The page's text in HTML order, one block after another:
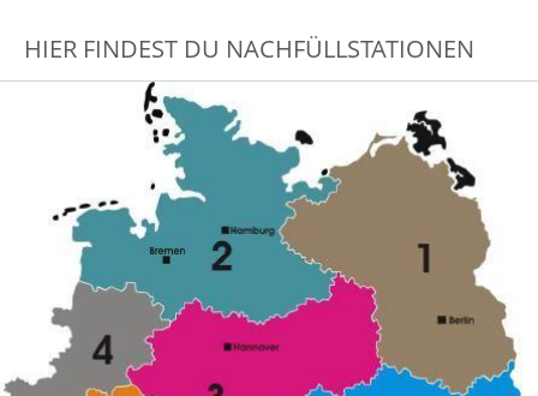
HIER FINDEST DU NACHFÜLLSTATIONEN